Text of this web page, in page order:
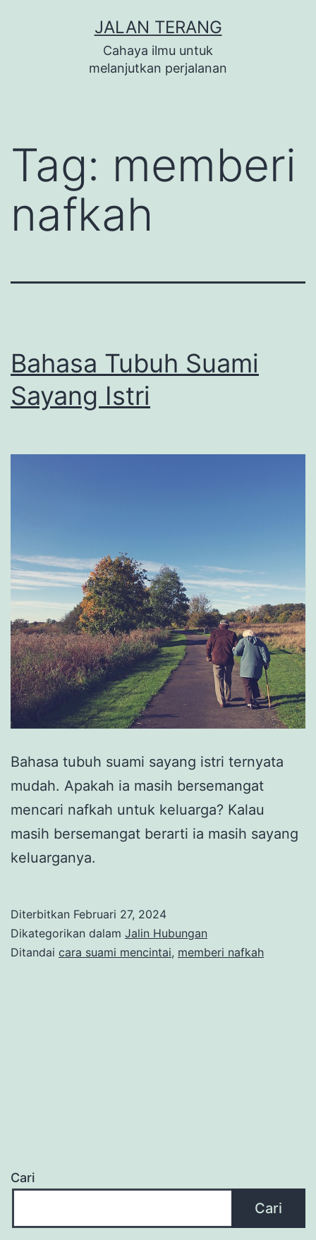
JALAN TERANG
Cahaya ilmu untuk
melanjutkan perjalanan
Tag: memberi
nafkah
Bahasa Tubuh Suami
Sayang Istri
Bahasa tubuh suami sayang istri ternyata
mudah. Apakah ia masih bersemangat
mencari nafkah untuk keluarga? Kalau
masih bersemangat berarti ia masih sayang
keluarganya.
Diterbitkan Februari 27, 2024
Dikategorikan dalam Jalin Hubungan
Ditandai cara suami mencintai, memberi nafkah
Cari
Cari